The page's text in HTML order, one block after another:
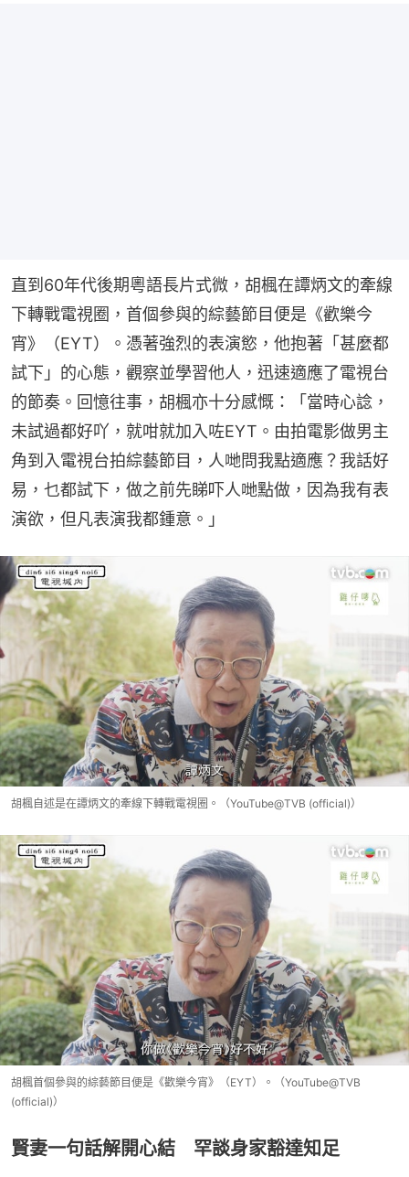
直到60年代後期粵語長片式微，胡楓在譚炳文的牽線
下轉戰電視圈，首個參與的綜藝節目便是《歡樂今
宵》（EYT）。憑著強烈的表演慾，他抱著「甚麼都
試下」的心態，觀察並學習他人，迅速適應了電視台
的節奏。回憶往事，胡楓亦十分感慨：「當時心諗，
未試過都好吖，就咁就加入咗EYT。由拍電影做男主
角到入電視台拍綜藝節目，人哋問我點適應？我話好
易，乜都試下，做之前先睇吓人哋點做，因為我有表
演欲，但凡表演我都鍾意。」
胡楓自述是在譚炳文的牽線下轉戰電視圈。（YouTube@TVB (official)）
胡楓首個參與的綜藝節目便是《歡樂今宵》（EYT）。（YouTube@TVB
(official)）
賢妻一句話解開心結 罕談身家豁達知足